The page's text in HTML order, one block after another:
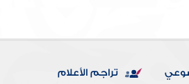
تراجم الأعلام